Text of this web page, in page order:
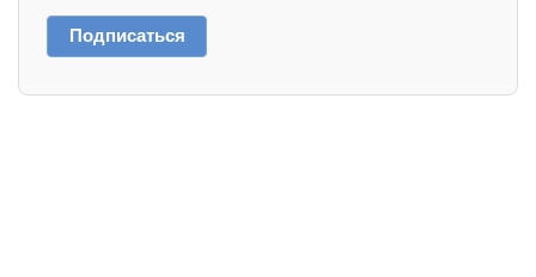
Подписаться